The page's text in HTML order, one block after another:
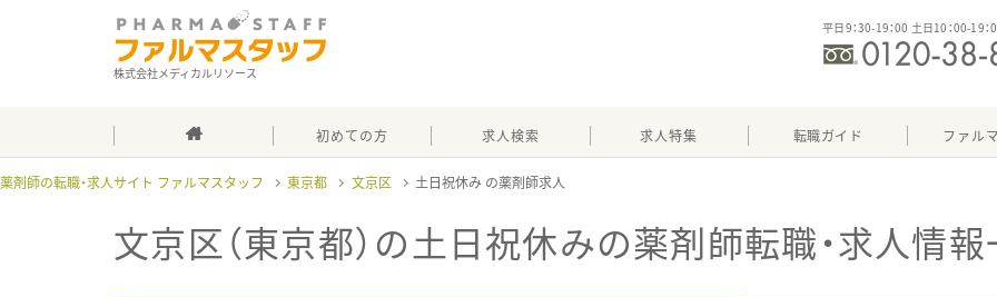
株式会社メディカルリソース
平日9：30-19：00 土日10：00-19
初めての方 求人検索 求人特集 転職ガイド ファル
薬剤師の転職・求人サイト ファルマスタッフ 東京都 文京区 土日祝休み
文京区（東京都）の土日祝休みの薬剤師転職・求人情